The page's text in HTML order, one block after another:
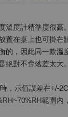
溫度計精準度很高
置在桌上也可掛在
的，因此同一款溫
絕對不會落差太大。
，示值誤差在+/-
範圍內